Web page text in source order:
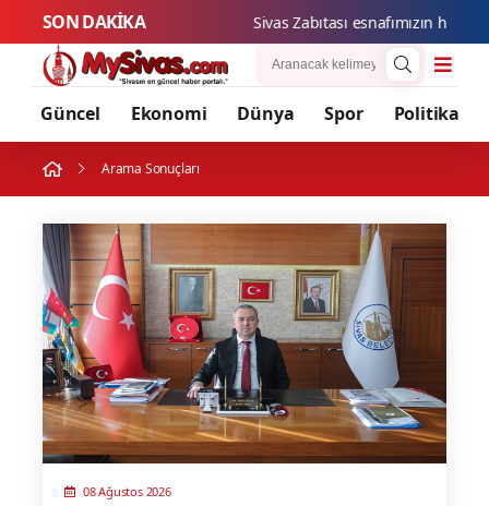
SON DAKİKA Sivas
Güncel Ekonomi Dünya Spor Politika
Arama Sonuçları
08 Ağustos 2026